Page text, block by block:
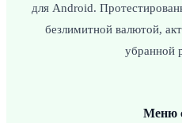
для Android.
безлимитной валютой,
убранной
Меню